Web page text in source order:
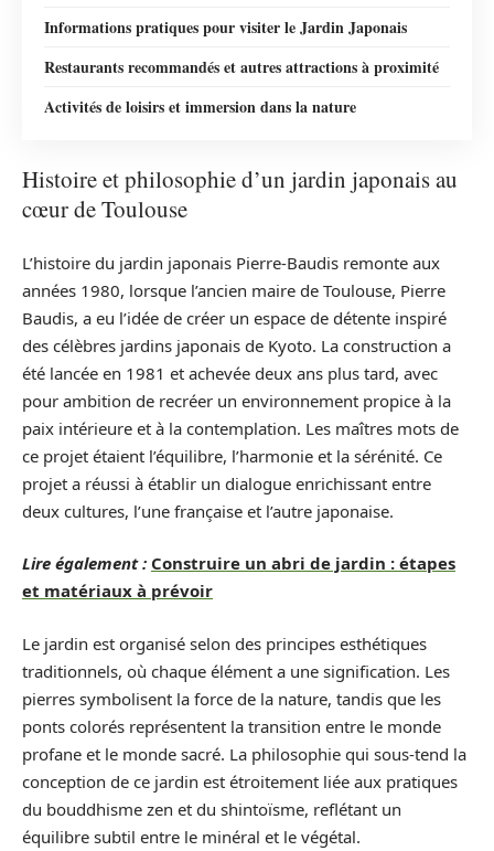
Informations pratiques pour visiter le Jardin Japonais
Restaurants recommandés et autres attractions à proximité
Activités de loisirs et immersion dans la nature
Histoire et philosophie d’un jardin japonais au
cœur de Toulouse
L’histoire du jardin japonais Pierre-Baudis remonte aux
années 1980, lorsque l’ancien maire de Toulouse, Pierre
Baudis, a eu l’idée de créer un espace de détente inspiré
des célèbres jardins japonais de Kyoto. La construction a
été lancée en 1981 et achevée deux ans plus tard, avec
pour ambition de recréer un environnement propice à la
paix intérieure et à la contemplation. Les maîtres mots de
ce projet étaient l’équilibre, l’harmonie et la sérénité. Ce
projet a réussi à établir un dialogue enrichissant entre
deux cultures, l’une française et l’autre japonaise.
Lire également : Construire un abri de jardin : étapes
et matériaux à prévoir
Le jardin est organisé selon des principes esthétiques
traditionnels, où chaque élément a une signification. Les
pierres symbolisent la force de la nature, tandis que les
ponts colorés représentent la transition entre le monde
profane et le monde sacré. La philosophie qui sous-tend la
conception de ce jardin est étroitement liée aux pratiques
du bouddhisme zen et du shintoïsme, reflétant un
équilibre subtil entre le minéral et le végétal.